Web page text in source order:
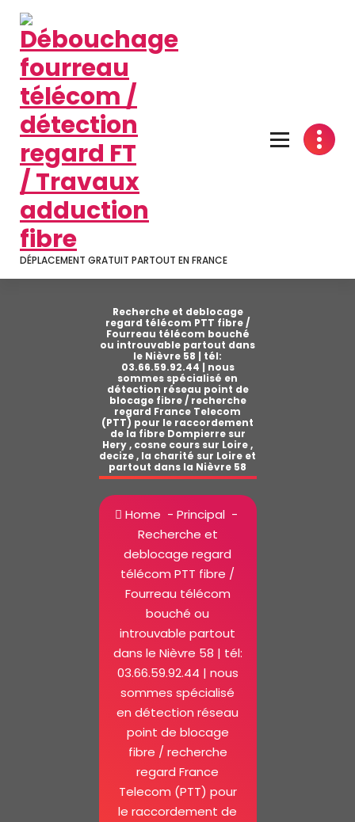
contenu
DÉPLACEMENT GRATUIT PARTOUT EN FRANCE
Recherche et deblocage
regard télécom PTT fibre /
Fourreau télécom bouché
ou introuvable partout dans
le Nièvre 58 | tél:
03.66.59.92.44 | nous
sommes spécialisé en
détection réseau point de
blocage fibre / recherche
regard France Telecom
(PTT) pour le raccordement
de la fibre Dompierre sur
Hery , cosne cours sur Loire ,
decize , la charité sur Loire et
partout dans la Nièvre 58
Home - Principal-
Recherche et
deblocage regard
télécom PTT fibre /
Fourreau télécom
bouché ou
introuvable partout
dans le Nièvre 58 | tél:
03.66.59.92.44 | nous
sommes spécialisé
en détection réseau
point de blocage
fibre / recherche
regard France
Telecom (PTT) pour
le raccordement de